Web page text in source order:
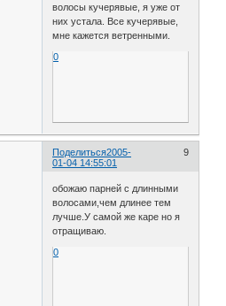
волосы кучерявые, я уже от
них устала. Все кучерявые,
мне кажется ветренными.
0
Поделиться 9
2005-
01-04 14:55:01
обожаю парней с длинными
волосами,чем длинее тем
лучше.У самой же каре но я
отращиваю.
0